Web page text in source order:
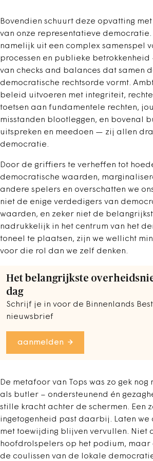
Bovendien schuurt deze opvatting
van onze representatieve
namelijk uit een complex samenspel
processen en publieke
van checks and balances dat samen
democratische rechtsorde vormt.
beleid uitvoeren met integriteit,
toetsen aan fundamentele rechten,
misstanden blootleggen, en bovenal
uitspreken en meedoen — zij allen
democratie.
Door de griffiers te verheffen tot
democratische waarden,
andere spelers en overschatten we
niet de enige verdedigers van
waarden, en zeker niet de
nadrukkelijk in het centrum van het
toneel te plaatsen, zijn we wellicht
voor die rol dan we zelf denken.
Het belangrijkste
dag
Schrijf je in voor de Binnenlands
nieuwsbrief
aanmelden
De metafoor van Tops was zo gek
als butler – ondersteunend én
stille kracht achter de schermen. Een
ingetogenheid past daarbij. Laten we
met toewijding blijven vervullen. Niet
hoofdrolspelers op het podium,
de coulissen van de lokale